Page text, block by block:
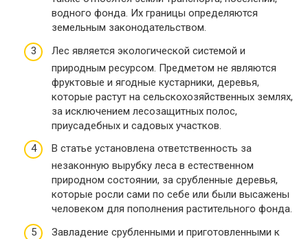
водного фонда. Их границы определяются
земельным законодательством.
Лес является экологической системой и
природным ресурсом. Предметом не являются
фруктовые и ягодные кустарники, деревья,
которые растут на сельскохозяйственных землях,
за исключением лесозащитных полос,
приусадебных и садовых участков.
В статье установлена ответственность за
незаконную вырубку леса в естественном
природном состоянии, за срубленные деревья,
которые росли сами по себе или были высажены
человеком для пополнения растительного фонда.
Завладение срубленными и приготовленными к